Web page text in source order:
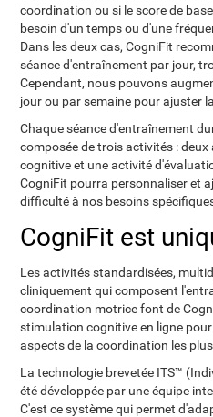
coordination ou si le score de
besoin d'un temps ou d'une
Dans les deux cas, CogniFit
séance d'entraînement par jour,
Cependant, nous pouvons
jour ou par semaine pour ajuster
Chaque séance d'entraînement
composée de trois activités :
cognitive et une activité
CogniFit pourra personnaliser et
difficulté à nos besoins
CogniFit est
Les activités standardisées,
cliniquement qui composent
coordination motrice font de
stimulation cognitive en ligne
aspects de la coordination les
La technologie brevetée ITS™
été développée par une équipe
C'est ce système qui permet